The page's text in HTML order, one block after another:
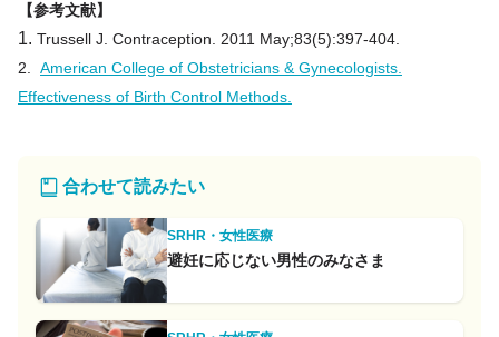
【参考文献】
1. Trussell J. Contraception. 2011 May;83(5):397-404.
2. American College of Obstetricians & Gynecologists.
Effectiveness of Birth Control Methods.
合わせて読みたい
SRHR・女性医療
避妊に応じない男性のみなさま